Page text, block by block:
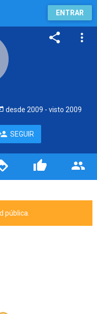
ENTRAR
desde 2009 - visto 2009
SEGUIR
pública.